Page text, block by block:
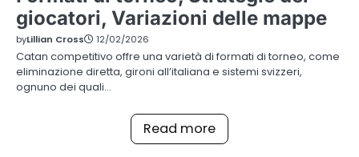
giocatori, Variazioni delle mappe
byLillian Cross 12/02/2026
Catan competitivo offre una varietà di formati di torneo, come
eliminazione diretta, gironi all’italiana e sistemi svizzeri,
ognuno dei quali…
Read more